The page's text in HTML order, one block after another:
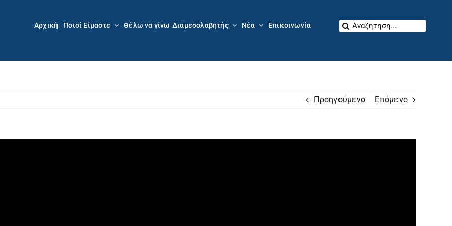
Αρχική Ποιοί Είμαστε Θέλω να γίνω Διαμεσολαβητής Νέα Επικοινωνία
Αναζήτηση
Προηγούμενο Επόμενο